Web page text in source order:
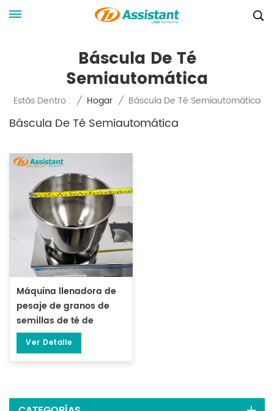
Báscula De Té
Semiautomática
Estás Dentro : / Hogar / Báscula De Té Semiautomática
Báscula De Té Semiautomática
Máquina llenadora de
pesaje de granos de
semillas de té de
partículas de 1-50
gramos DL-FZ-50
Ver Detalle